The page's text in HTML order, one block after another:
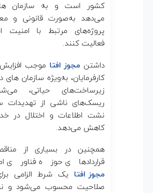
کشور است و به سازمان ها
می‌دهد به‌صورت قانونی و
پروژه‌های مرتبط با امنیت
فعالیت کنند.
داشتن مجوز افتا موجب افزایش
کارفرمایان، به‌ویژه سازمان های
زیرساخت‌های حیاتی،
ریسک‌های ناشی از تهدیدات
نشت اطلاعات و اختلال در
کاهش می‌دهد.
همچنین در بسیاری از
قراردادهای حوزه فناوری
مجوز افتا یک شرط الزامی
صلاحیت محسوب می‌شود و